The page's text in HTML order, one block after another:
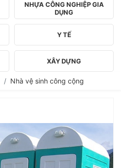
NHỰA CÔNG NGHIỆP GIA
DỤNG
Y TẾ
XÂY DỰNG
Nhà vệ sinh công cộng